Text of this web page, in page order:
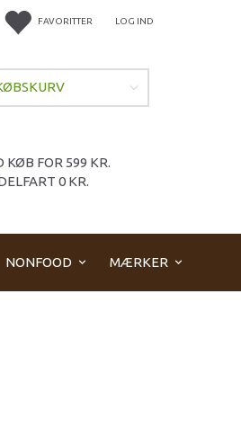
FAVORITTER LOG IND
KØB FOR 599 KR.
0 KR.
NONFOOD MÆRKER